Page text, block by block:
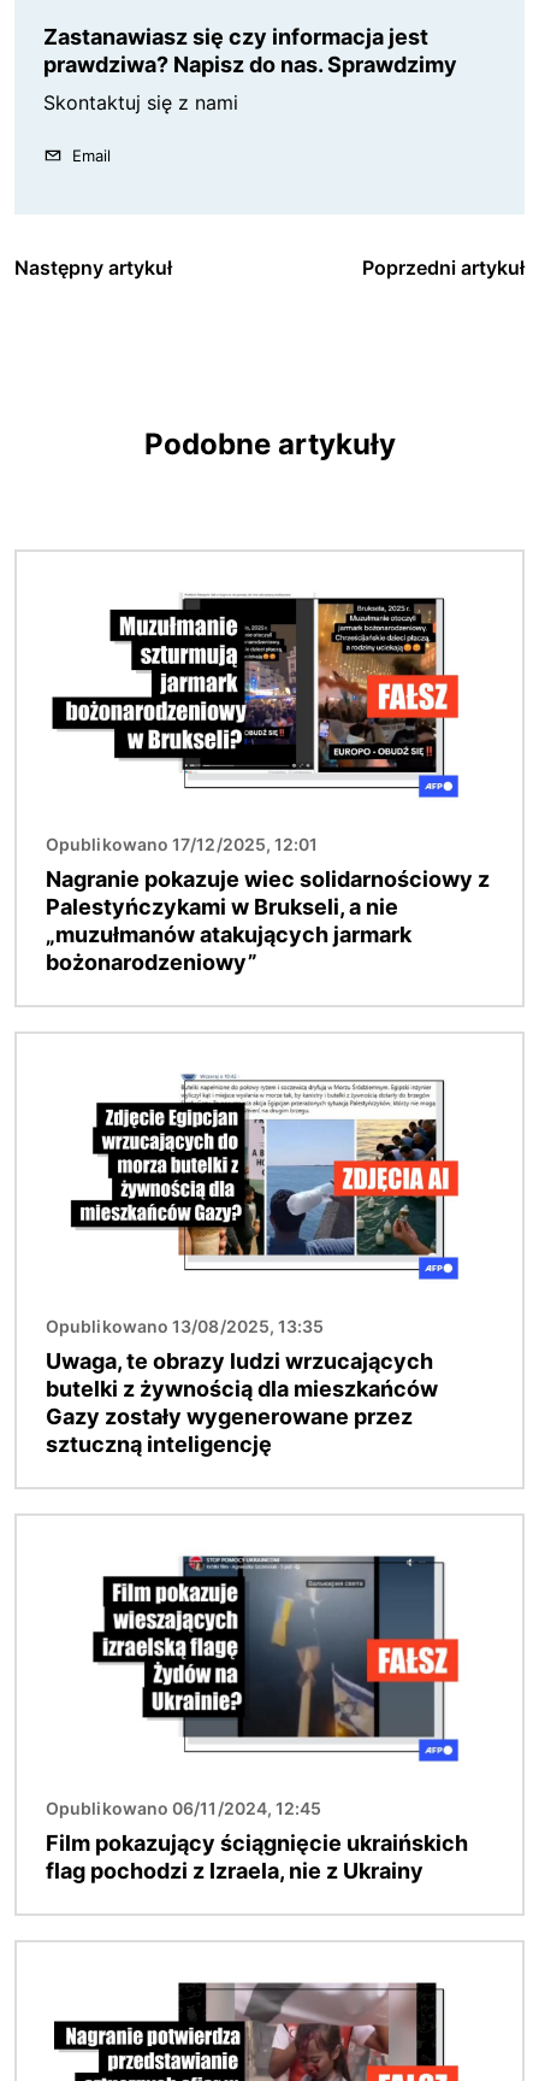
Zastanawiasz się czy informacja jest
prawdziwa? Napisz do nas. Sprawdzimy
Skontaktuj się z nami
Email
Następny artykuł Poprzedni artykuł
Podobne artykuły
Opublikowano 17/12/2025, 12:01
Nagranie pokazuje wiec solidarnościowy z
Palestyńczykami w Brukseli, a nie
„muzułmanów atakujących jarmark
bożonarodzeniowy”
Opublikowano 13/08/2025, 13:35
Uwaga, te obrazy ludzi wrzucających
butelki z żywnością dla mieszkańców
Gazy zostały wygenerowane przez
sztuczną inteligencję
Opublikowano 06/11/2024, 12:45
Film pokazujący ściągnięcie ukraińskich
flag pochodzi z Izraela, nie z Ukrainy